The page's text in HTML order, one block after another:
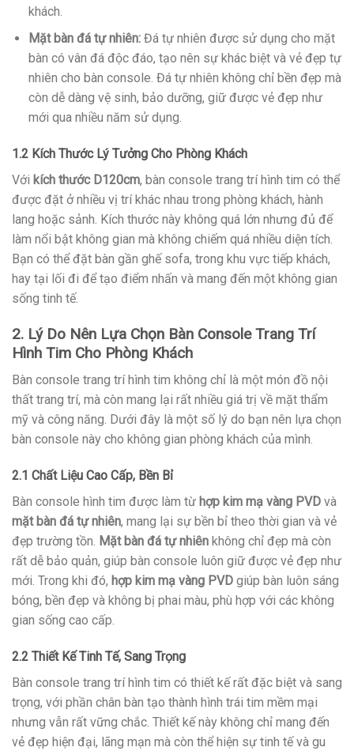
khách.
Mặt bàn đá tự nhiên:Đá tự nhiên được sử dụng cho mặt
bàn có vân đá độc đáo, tạo nên sự khác biệt và vẻ đẹp tự
nhiên cho bàn console. Đá tự nhiên không chỉ bền đẹp mà
còn dễ dàng vệ sinh, bảo dưỡng, giữ được vẻ đẹp như
mới qua nhiều năm sử dụng.
1.2 Kích Thước Lý Tưởng Cho Phòng Khách
Với kích thước D120cm, bàn console trang trí hình tim có thể
được đặt ở nhiều vị trí khác nhau trong phòng khách, hành
lang hoặc sảnh. Kích thước này không quá lớn nhưng đủ để
làm nổi bật không gian mà không chiếm quá nhiều diện tích.
Bạn có thể đặt bàn gần ghế sofa, trong khu vực tiếp khách,
hay tại lối đi để tạo điểm nhấn và mang đến một không gian
sống tinh tế.
2. Lý Do Nên Lựa Chọn Bàn Console Trang Trí
Hình Tim Cho Phòng Khách
Bàn console trang trí hình tim không chỉ là một món đồ nội
thất trang trí, mà còn mang lại rất nhiều giá trị về mặt thẩm
mỹ và công năng. Dưới đây là một số lý do bạn nên lựa chọn
bàn console này cho không gian phòng khách của mình.
2.1 Chất Liệu Cao Cấp, Bền Bỉ
Bàn console hình tim được làm từ hợp kim mạ vàng PVD và
mặt bàn đá tự nhiên, mang lại sự bền bỉ theo thời gian và vẻ
đẹp trường tồn. Mặt bàn đá tự nhiên không chỉ đẹp mà còn
rất dễ bảo quản, giúp bàn console luôn giữ được vẻ đẹp như
mới. Trong khi đó, hợp kim mạ vàng PVD giúp bàn luôn sáng
bóng, bền đẹp và không bị phai màu, phù hợp với các không
gian sống cao cấp.
2.2 Thiết Kế Tinh Tế, Sang Trọng
Bàn console trang trí hình tim có thiết kế rất đặc biệt và sang
trọng, với phần chân bàn tạo thành hình trái tim mềm mại
nhưng vẫn rất vững chắc. Thiết kế này không chỉ mang đến
vẻ đẹp hiện đại, lãng mạn mà còn thể hiện sự tinh tế và gu